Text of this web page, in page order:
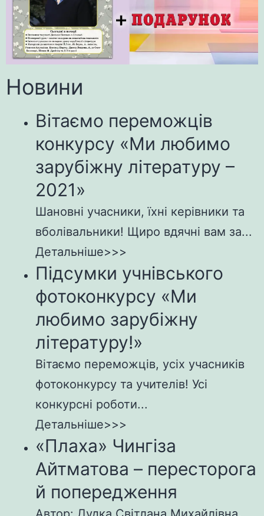
Новини
Вітаємо переможців
конкурсу «Ми любимо
зарубіжну літературу –
2021»
Шановні учасники, їхні керівники та
вболівальники! Щиро вдячні вам за...
Детальніше>>>
Підсумки учнівського
фотоконкурсу «Ми
любимо зарубіжну
літературу!»
Вітаємо переможців, усіх учасників
фотоконкурсу та учителів! Усі
конкурсні роботи...
Детальніше>>>
«Плаха» Чингіза
Айтматова – пересторога
й попередження